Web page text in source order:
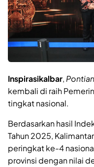
Inspirasikalbar,
kembali di raih
tingkat nasional.
Berdasarkan hasil
Tahun 2025,
peringkat ke-4
provinsi dengan nilai